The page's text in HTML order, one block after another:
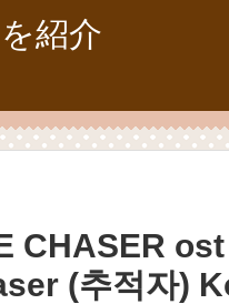
紹介
CHASER
(추적자)